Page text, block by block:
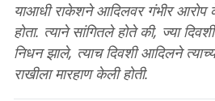
याआधी राकेशने आदिलवर गंभीर आरोप
होता. त्याने सांगितले होते की, ज्या
निधन झाले, त्याच दिवशी आदिलने
राखीला मारहाण केली होती.